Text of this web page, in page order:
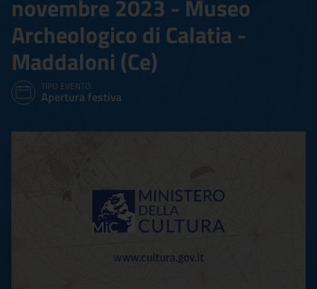
novembre 2023 - Museo
Archeologico di Calatia -
Maddaloni (Ce)
TIPO EVENTO:
Apertura festiva